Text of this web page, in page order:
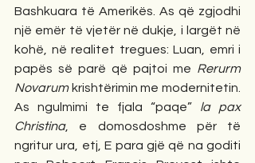
Bashkuara të Amerikës. As që zgjodhi
një emër të vjetër në dukje, i largët në
kohë, në realitet tregues: Luan, emri i
papës së parë që pajtoi me Rerurm
Novarum krishtërimin me modernitetin.
As ngulmimi te fjala “paqe” la pax
Christina, e domosdoshme për të
ngritur ura, etj, E para gjë që na goditi